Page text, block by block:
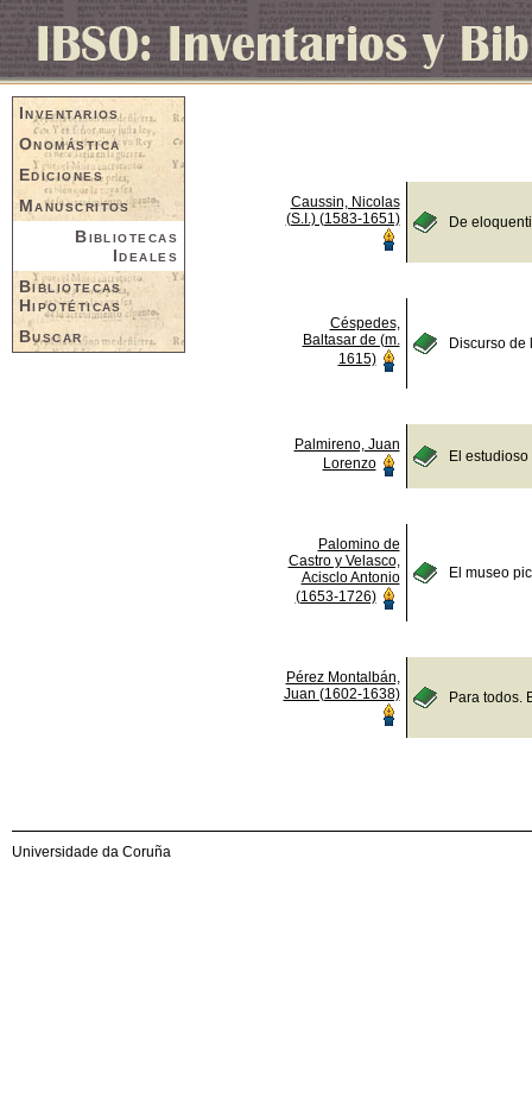
Inventarios
Onomástica
Ediciones
Manuscritos
Bibliotecas
Ideales
Bibliotecas
Hipotéticas
Buscar
Caussin, Nicolas
(S.I.) (1583-1651)
De
Céspedes,
Baltasar de (m.
1615)
Discurso de
Palmireno, Juan
Lorenzo
El
Palomino de
Castro y Velasco,
Acisclo Antonio
(1653-1726)
El museo
Pérez Montalbán,
Juan (1602-1638)
Para todos.
Universidade da Coruña